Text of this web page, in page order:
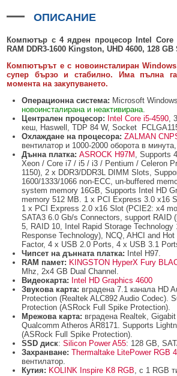
БЕЗЖИЧНИ КЛАВИАТУРИ AJAX
БЕЗКОНТАКТНИ RFID КАРТИ И ЧИПОВЕ ЗА
БЕЗЖИЧНИ ДИСТАНЦИОННИ УПРАВЛЕНИЯ И
БЕЗЖИЧНИ СИРЕНИ AJAX
МОДУЛИ ЗА СГРАДНА АВТОМАТИЗАЦИЯ AJAX
КОМПЛЕКТИ БЕЗЖИЧНИ АЛАРМЕНИ СИСТЕМИ
СТРАНИЦИ
INTERLINE, СТОЯЩИ - НЕОТВАРЯЕМИ
BETALINE, СТОЯЩИ С ОТВАРЯЕМИ И
ОПИСАНИЕ
Компютър с 4 ядрен процесор Intel Core
RAM DDR3-1600 Kingston, UHD 4600, 128 GB
Компютърът е с новоинсталиран
супер бързо и стабилно. Има пълна
момента на закупуването.
Операционна система: Microsoft
новоинсталирана и неактивирана.
Централен процесор: Intel Core i5-4590,
кеш, Haswell, TDP 84 W, Socket
Охлаждане на процесора: ZALMAN
вентилатор и 1000-2000 оборота в
Дънна платка: ASROCK H97M , Supports
Xeon / Core i7 / i5 / i3 / Pentium / Celeron
1150), 2 x DDR3/DDR3L DIMM Slots,
1600/1333/1066 non-ECC, un-buffered
system memory 16GB, Supports Intel HD
memory 512 MB. 1 x PCI Express 3.0 x16
1 x PCI Express 2.0 x16 Slot (PCIE2: x4
SATA3 6.0 Gb/s Connectors, support RAID
5, RAID 10, Intel Rapid Storage Technology
Response Technology), NCQ, AHCI and
Factor, 4 x USB 2.0 Ports, 4 x USB 3.1
Чипсет на дънната платка: Intel H97.
RAM памет: KINGSTON HyperX Fury
Mhz, 2x4 GB Dual Channel.
Видеокарта: Intel HD Graphics 4600
Звукова карта: вградена 7.1 канала HD
Protection (Realtek ALC892 Audio Codec).
Protection (ASRock Full Spike Protection).
Мрежова карта: вградена Realtek,
Qualcomm Atheros AR8171. Supports
(ASRock Full Spike Protection).
SSD диск:Silicon Power A55: 128 GB,
Захранване: Thermaltake LitePower RGB
вентилатор.
Кутия: KOLINK Inspire K8 RGB, с 1 RGB